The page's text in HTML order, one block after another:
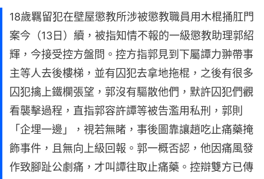
18歲羈留犯在壁屋懲教所涉被懲教職員用木棍捅肛門
案今（13日）續，被指知情不報的一級懲教助理郭紹
輝，今接受控方盤問。控方指郭見到下屬譚力翀帶事
主等人去後樓梯，並有囚犯去拿地拖棍，之後有很多
囚犯擒上鐵欄張望，郭沒有驅散他們，默許囚犯們觀
看襲擊過程，直指郭容許譚等被告濫用私刑，郭則
「企埋一邊」，視若無睹，事後圖靠讓趙吃止痛藥掩
飾事件，且無向上級回報。郭一概否認，他因痛風發
作致腳趾公劇痛，才叫譚往取止痛藥。控辯雙方已傳